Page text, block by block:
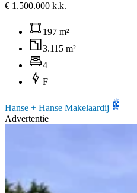
€ 1.500.000 k.k.
197 m²
3.115 m²
4
F
Hanse + Hanse Makelaardij
Advertentie